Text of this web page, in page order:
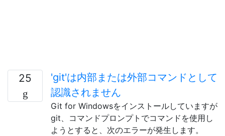
25
'git'は内部または外部コマンドとして
認識されません
Git for Windowsをインストールしていますが
git、コマンドプロンプトでコマンドを使用し
ようとすると、次のエラーが発生します。